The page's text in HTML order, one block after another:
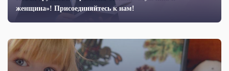
женщина»! Присоединяйтесь к нам!